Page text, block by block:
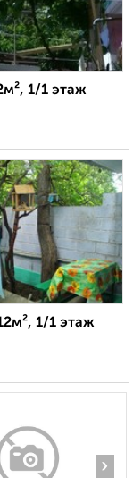
1/1 этаж
1/1 этаж
›